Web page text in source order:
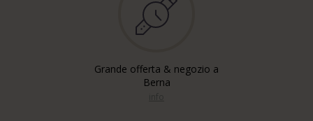
Grande offerta & negozio a
Berna